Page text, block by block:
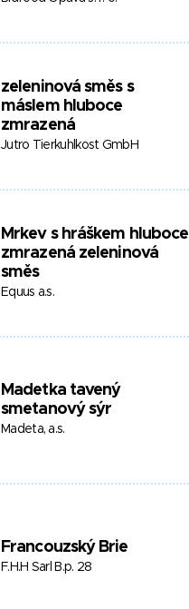
zeleninová směs s
máslem hluboce
zmrazená
Jutro Tierkuhlkost GmbH
Mrkev s hráškem hluboce
zmrazená zeleninová
směs
Equus a.s.
Madetka tavený
smetanový sýr
Madeta, a.s.
Francouzský Brie
F.H.H Sarl B.p. 28